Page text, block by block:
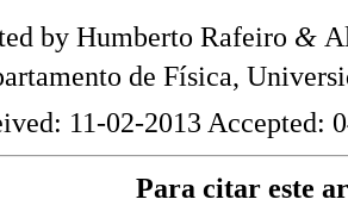
by Humberto Rafeiro &
de Física,
11-02-2013 Accepted:
Para citar este